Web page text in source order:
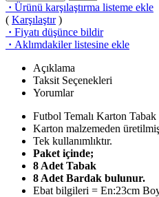
· Ürünü karşılaştırma listeme ekle
( Karşılaştır)
· Fiyatı düşünce bildir
· Aklımdakiler listesine ekle
Açıklama
Taksit Seçenekleri
Yorumlar
Futbol Temalı Karton
Karton malzemeden
Tek kullanımlıktır.
Paket içinde;
8 Adet Tabak
8 Adet Bardak bulunur.
Ebat bilgileri = En:23cm